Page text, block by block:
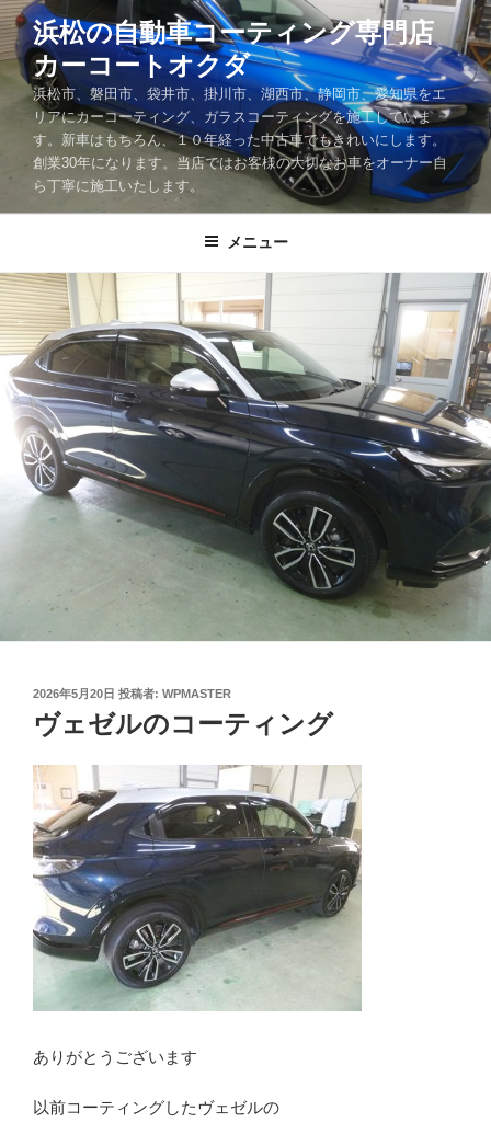
コ
ン
テ
浜松の自動車コーティング専門店
カーコートオクダ
浜松市、磐田市、袋井市、掛川市、湖西市、静岡市、愛知県をエ
リアにカーコーティング、ガラスコーティングを施工していま
す。新車はもちろん、１０年経った中古車でもきれいにします。
創業30年になります。当店ではお客様の大切なお車をオーナー自
ら丁寧に施工いたします。
メニュー
投
日:
2026年5月20日 投稿者: WPMASTER
ヴェゼルのコーティング
ありがとうございます
以前コーティングしたヴェゼルの